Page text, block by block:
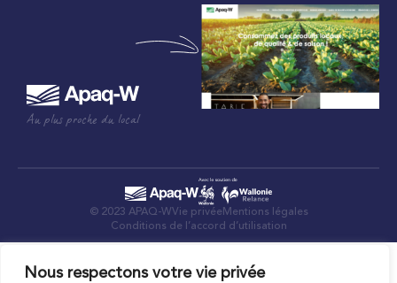
Nous respectons votre vie privée
Au plus proche du local
© 2023 APAQ-WVie privée Mentions légales
Conditions de l’accord d’utilisation